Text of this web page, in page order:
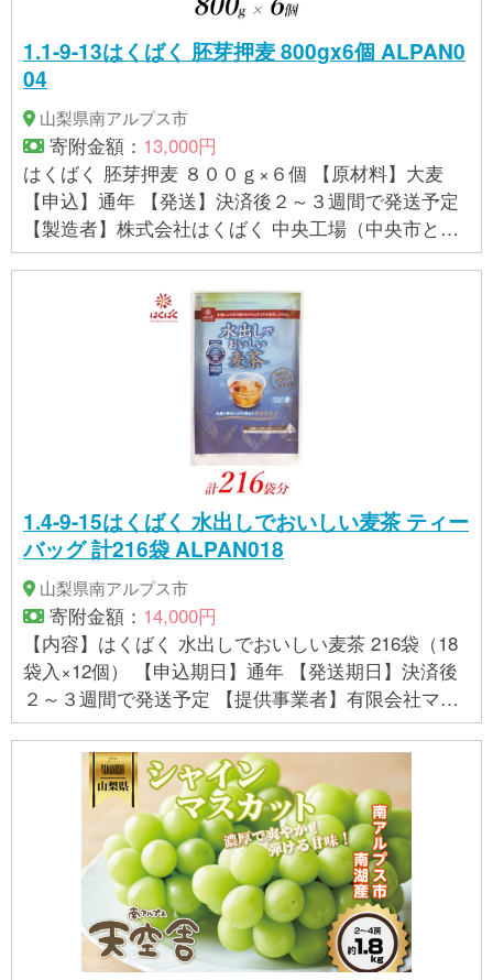
1.1-9-13はくばく 胚芽押麦 800gx6個 ALPAN0
04
山梨県南アルプス市
寄附金額： 13,000円
はくばく 胚芽押麦 ８００ｇ×６個 【原材料】大麦
【申込】通年 【発送】決済後２～３週間で発送予定
【製造者】株式会社はくばく 中央工場（中央市との
共通返礼品） 【提供事業者】有限会社マルヤマ鈴木
1.4-9-15はくばく 水出しでおいしい麦茶 ティー
バッグ 計216袋 ALPAN018
山梨県南アルプス市
寄附金額： 14,000円
【内容】はくばく 水出しでおいしい麦茶 216袋（18
袋入×12個） 【申込期日】通年 【発送期日】決済後
２～３週間で発送予定 【提供事業者】有限会社マル
ヤマ鈴木商店 製造者：株式会社はくばく 南湖工場 製
造場所：山梨県南アルプス市東南湖920